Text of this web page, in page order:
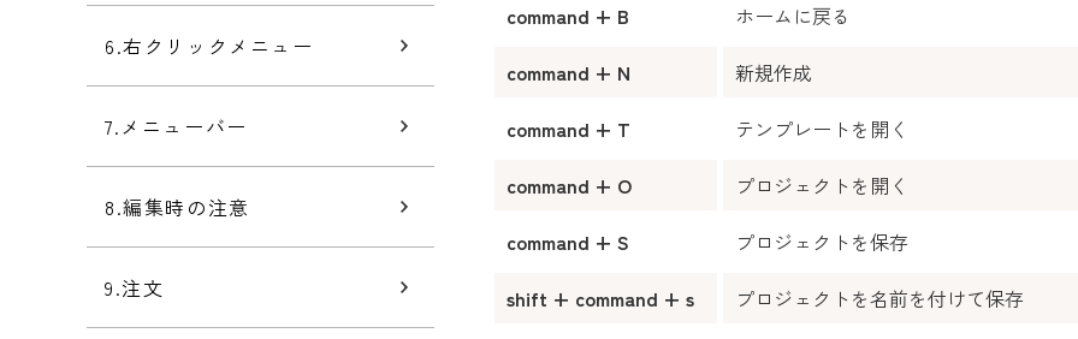
6.右クリックメニュー
7.メニューバー
8.編集時の注意
9.注文
command + B
ホームに戻る
command + N
新規作成
command + T
テンプレートを開く
command + O
プロジェクトを開く
command + S
プロジェクトを保存
shift + command + s
プロジェクトを名前を付けて保存